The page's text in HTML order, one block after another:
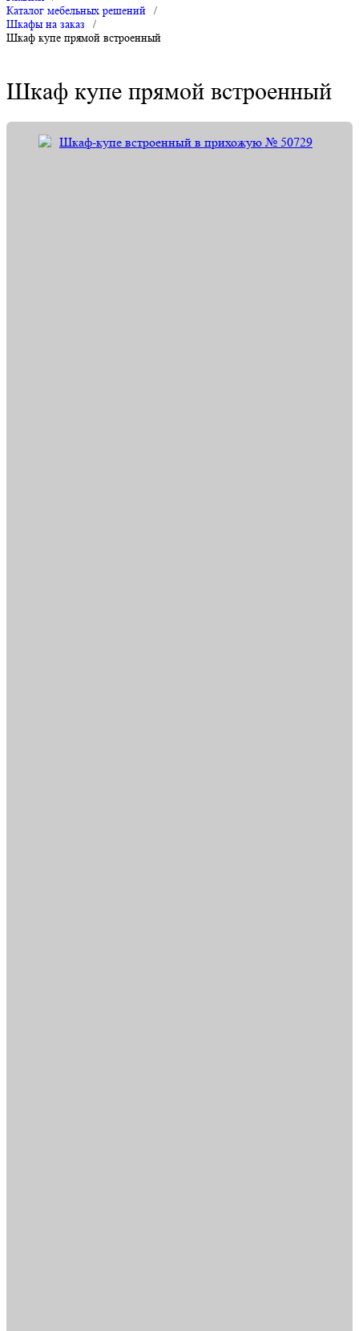
Каталог мебельных решений
/
Шкафы на заказ
/
Шкаф купе прямой встроенный
Шкаф купе прямой встроенный